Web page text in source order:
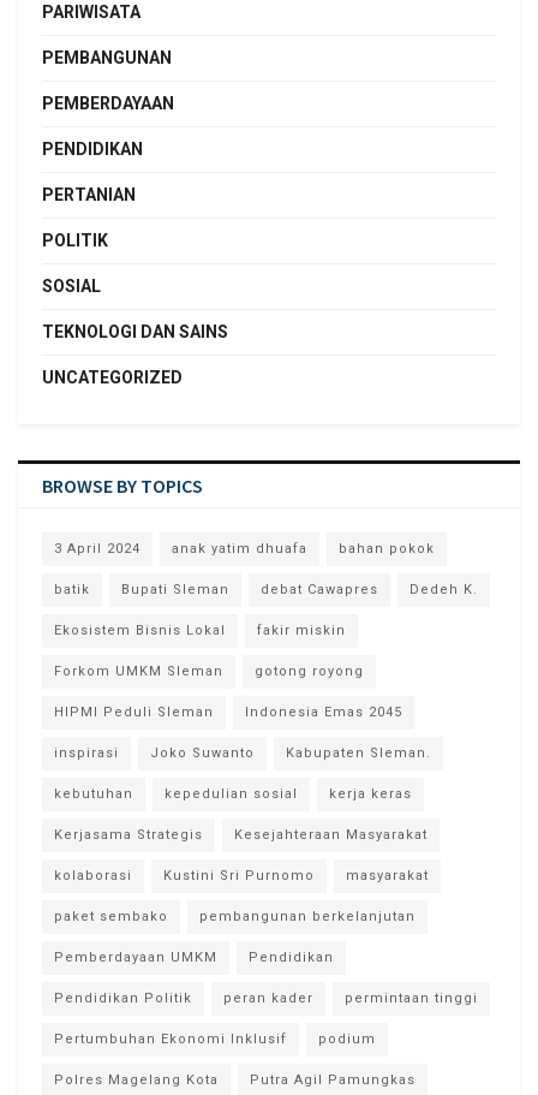
PARIWISATA
PEMBANGUNAN
PEMBERDAYAAN
PENDIDIKAN
PERTANIAN
POLITIK
SOSIAL
TEKNOLOGI DAN SAINS
UNCATEGORIZED
BROWSE BY TOPICS
3 April 2024 anak yatim dhuafa bahan pokok
batik Bupati Sleman debat Cawapres Dedeh K.
Ekosistem Bisnis Lokal fakir miskin
Forkom UMKM Sleman gotong royong
HIPMI Peduli Sleman Indonesia Emas 2045
inspirasi Joko Suwanto Kabupaten Sleman.
kebutuhan kepedulian sosial kerja keras
Kerjasama Strategis Kesejahteraan Masyarakat
kolaborasi Kustini Sri Purnomo masyarakat
paket sembako pembangunan berkelanjutan
Pemberdayaan UMKM Pendidikan
Pendidikan Politik peran kader permintaan tinggi
Pertumbuhan Ekonomi Inklusif podium
Polres Magelang Kota Putra Agil Pamungkas